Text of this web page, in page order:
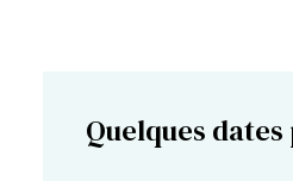
Quelques dates